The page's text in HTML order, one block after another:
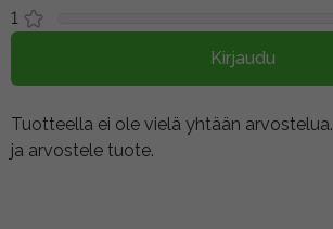
1
Kirjaudu
Tuotteella ei ole vielä yhtään arvostelua.
ja arvostele tuote.